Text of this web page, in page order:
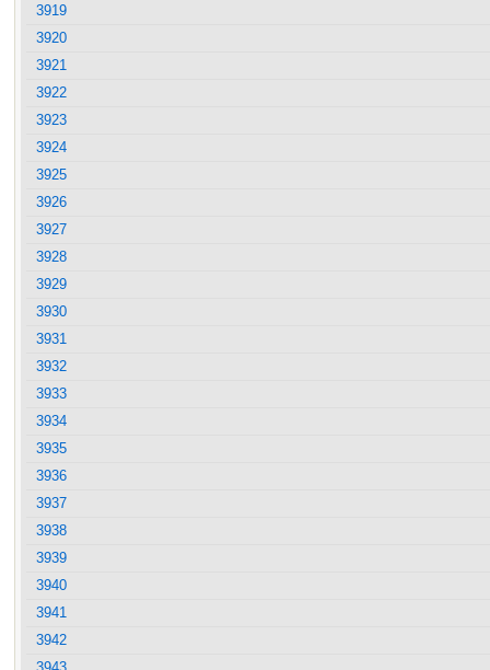
3919
3920
3921
3922
3923
3924
3925
3926
3927
3928
3929
3930
3931
3932
3933
3934
3935
3936
3937
3938
3939
3940
3941
3942